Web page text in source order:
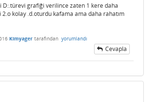
D:.türevi grafiği verilince zaten 1 kere daha
2.o kolay .d.oturdu kafama ama daha rahatım
Kimyager tarafından yorumlandı
Cevapla